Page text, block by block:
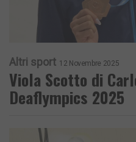
Altri sport 12 Novembre 2025
Viola Scotto di
Deaflympics 2025